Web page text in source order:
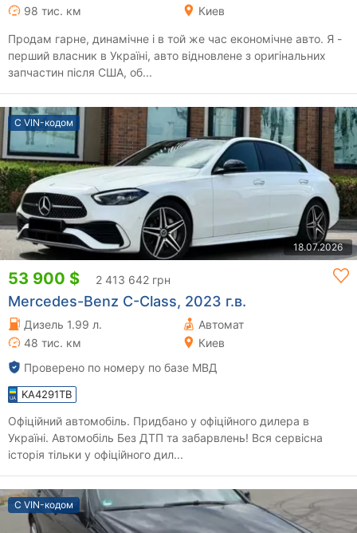
98 тис. км
Киев
Продам гарне, динамічне і в той же час економічне авто. Я -
перший власник в Україні, авто відновлене з оригінальних
запчастин після США, об...
С VIN-кодом
18.07.2026
53 900 $ 2 413 642 грн
Mercedes-Benz C-Class, 2023 г.в.
Дизель 1.99 л.
Автомат
48 тис. км
Киев
Проверено по номеру по базе МВД
KA4291TB
Офіційний автомобіль. Придбано у офіційного дилера в
Україні. Автомобіль Без ДТП та забарвлень! Вся сервісна
історія тільки у офіційного дил...
С VIN-кодом